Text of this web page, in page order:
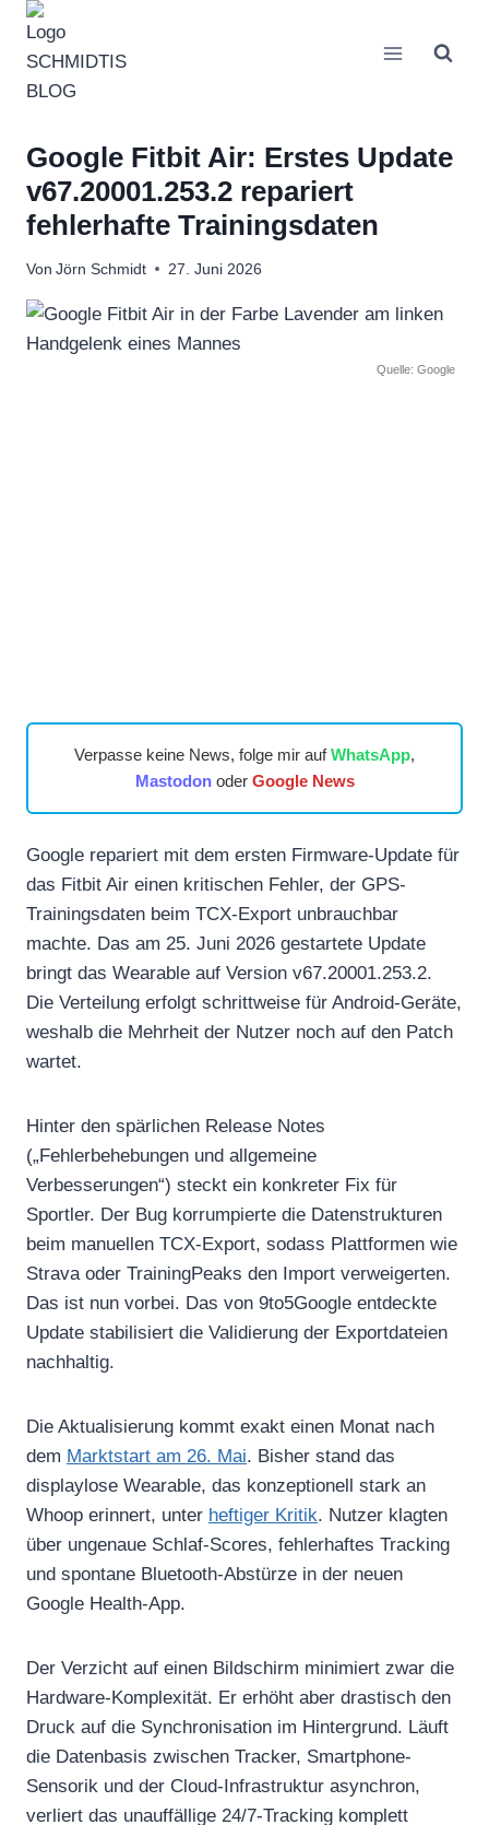
Zum
Inhalt
springen
Google Fitbit Air: Erstes Update
v67.20001.253.2 repariert
fehlerhafte Trainingsdaten
Von Jörn Schmidt 27. Juni 2026
Quelle: Google
Verpasse keine News, folge mir aufWhatsApp,
Mastodonoder Google News
Google repariert mit dem ersten Firmware-Update für
das Fitbit Air einen kritischen Fehler, der GPS-
Trainingsdaten beim TCX-Export unbrauchbar
machte. Das am 25. Juni 2026 gestartete Update
bringt das Wearable auf Version v67.20001.253.2.
Die Verteilung erfolgt schrittweise für Android-Geräte,
weshalb die Mehrheit der Nutzer noch auf den Patch
wartet.
Hinter den spärlichen Release Notes
(„Fehlerbehebungen und allgemeine
Verbesserungen“) steckt ein konkreter Fix für
Sportler. Der Bug korrumpierte die Datenstrukturen
beim manuellen TCX-Export, sodass Plattformen wie
Strava oder TrainingPeaks den Import verweigerten.
Das ist nun vorbei. Das von 9to5Google entdeckte
Update stabilisiert die Validierung der Exportdateien
nachhaltig.
Die Aktualisierung kommt exakt einen Monat nach
dem Marktstart am 26. Mai. Bisher stand das
displaylose Wearable, das konzeptionell stark an
Whoop erinnert, unter heftiger Kritik. Nutzer klagten
über ungenaue Schlaf-Scores, fehlerhaftes Tracking
und spontane Bluetooth-Abstürze in der neuen
Google Health-App.
Der Verzicht auf einen Bildschirm minimiert zwar die
Hardware-Komplexität. Er erhöht aber drastisch den
Druck auf die Synchronisation im Hintergrund. Läuft
die Datenbasis zwischen Tracker, Smartphone-
Sensorik und der Cloud-Infrastruktur asynchron,
verliert das unauffällige 24/7-Tracking komplett